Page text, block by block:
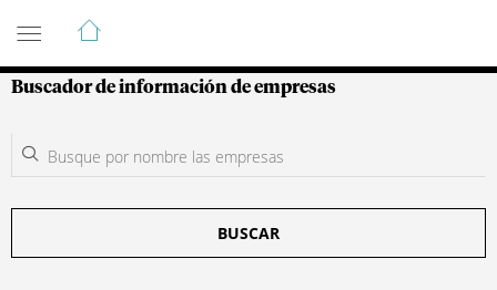
Guía de Empresas Colombianas
Buscador de información de empresas
BUSCAR